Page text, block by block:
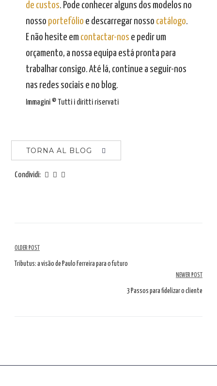
de custos. Pode conhecer alguns dos modelos no
nosso portefólio e descarregar nosso catálogo.
E não hesite em contactar-nos e pedir um
orçamento, a nossa equipa está pronta para
trabalhar consigo. Até lá, continue a seguir-nos
nas redes sociais e no blog.
Immagini © Tutti i diritti riservati
TORNA AL BLOG
Condividi:
Navigazione
tra
OLDER POST
Tributus: a visão de Paulo Ferreira para o futuro
NEWER POST
3 Passos para fidelizar o cliente